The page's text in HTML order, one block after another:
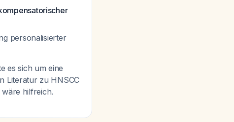
personalisierter
es sich um eine
Literatur zu HNSCC
hilfreich.